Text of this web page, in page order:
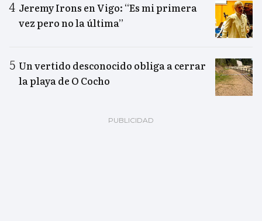
Jeremy Irons en Vigo: “Es mi primera
vez pero no la última”
Un vertido desconocido obliga a cerrar
la playa de O Cocho